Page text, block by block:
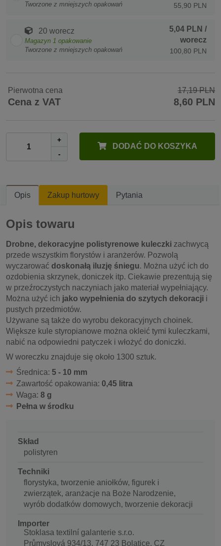
Tworzone z mniejszych opakowań
55,90 PLN
20 worecz
Magazyn 1 opakowanie
Tworzone z mniejszych opakowań
5,04 PLN /
worecz
100,80 PLN
Pierwotna cena 17,19 PLN
Cena z VAT 8,60 PLN
+
-
DODAĆ DO KOSZYKA
Opis Zakup hurtowy Pytania
Opis towaru
Drobne, dekoracyjne polistyrenowe kuleczki zachwycą
przede wszystkim florystów i aranżerów. Pozwolą
wyczarować doskonałą iluzję śniegu. Można użyć ich do
ozdobienia skrzynek, doniczek itp. Ciekawie prezentują się
w przeźroczystych naczyniach jako materiał wypełniający.
Można użyć ich jako wypełnienia do szytych dekoracji i
pustych przedmiotów.
Używane są także do wyrobu dekoracyjnych choinek.
Większe kule styropianowe można okleić tymi kuleczkami,
nabić na odpowiedni patyczek i włożyć do doniczki.
W woreczku znajduje się około 1300 sztuk.
Średnica: 5 - 10 mm
Zawartość opakowania: 0,45 litra
Waga: 8 g
Pełna w środku
Skład
polistyren
Techniki
florystyka, tworzenie aniołków, figurek i
zwierzątek, aranżacje na Boże Narodzenie,
wyrób dodatków domowych, tworzenie dekoracji
Importer
Stoklasa textilní galanterie s.r.o.
Průmyslová 934/13, 747 23 Bolatice, CZ